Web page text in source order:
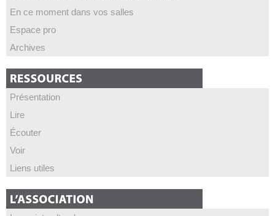
En ce moment dans vos salles
Espace pro
Archives
Présentation
Lire
Écouter
Voir
Liens utiles